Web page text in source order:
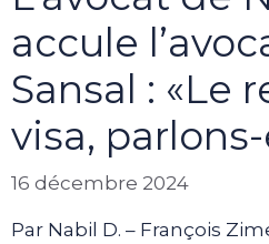
accule
Sansal : «Le
visa,
16 décembre 2024
Par Nabil D. – François